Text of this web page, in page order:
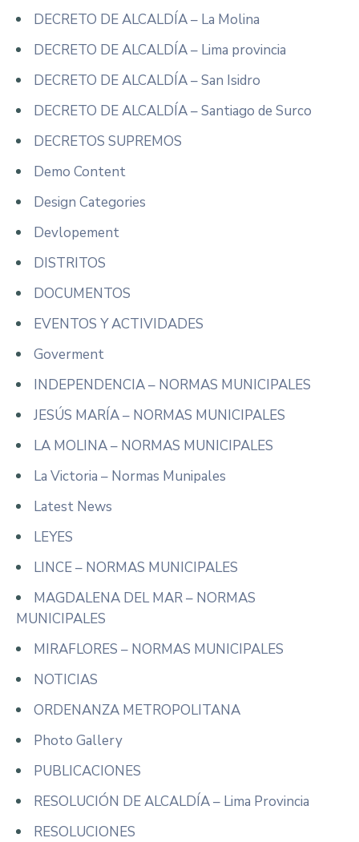
DECRETO DE ALCALDÍA – La Molina
DECRETO DE ALCALDÍA – Lima provincia
DECRETO DE ALCALDÍA – San Isidro
DECRETO DE ALCALDÍA – Santiago de Surco
DECRETOS SUPREMOS
Demo Content
Design Categories
Devlopement
DISTRITOS
DOCUMENTOS
EVENTOS Y ACTIVIDADES
Goverment
INDEPENDENCIA – NORMAS MUNICIPALES
JESÚS MARÍA – NORMAS MUNICIPALES
LA MOLINA – NORMAS MUNICIPALES
La Victoria – Normas Munipales
Latest News
LEYES
LINCE – NORMAS MUNICIPALES
MAGDALENA DEL MAR – NORMAS
MUNICIPALES
MIRAFLORES – NORMAS MUNICIPALES
NOTICIAS
ORDENANZA METROPOLITANA
Photo Gallery
PUBLICACIONES
RESOLUCIÓN DE ALCALDÍA – Lima Provincia
RESOLUCIONES